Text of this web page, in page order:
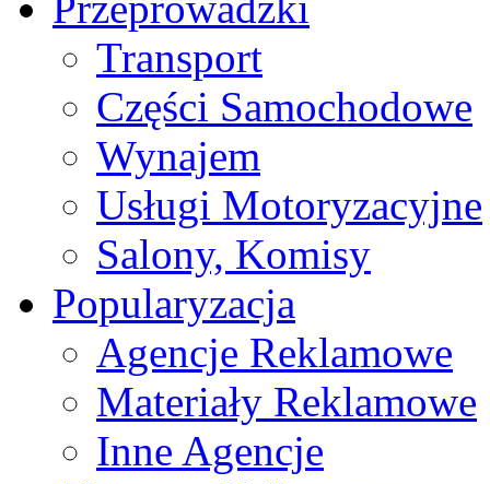
Transport
Części Samochodowe
Wynajem
Usługi Motoryzacyjne
Salony, Komisy
Popularyzacja
Agencje Reklamowe
Materiały Reklamowe
Inne Agencje